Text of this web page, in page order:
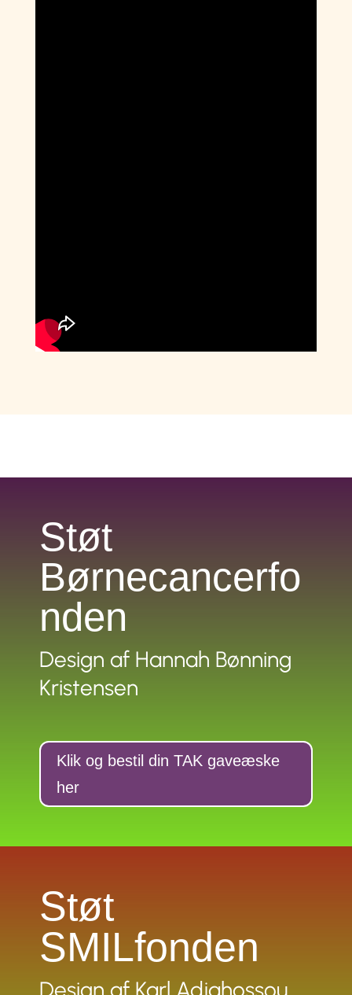
Støt
Børnecancerfo
nden
Design af Hannah Bønning
Kristensen
Klik og bestil din TAK gaveæske
her
Støt
SMILfonden